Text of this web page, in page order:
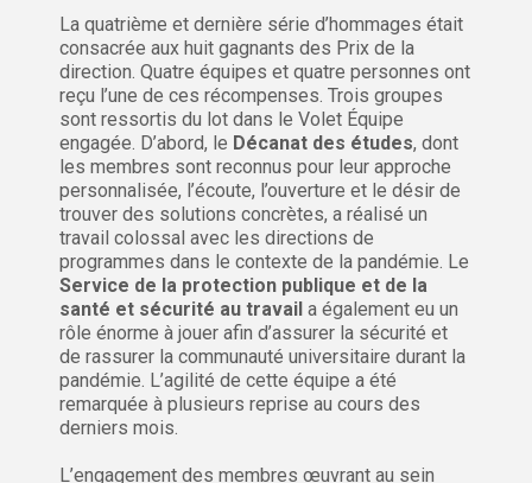
La quatrième et dernière série d’hommages était
consacrée aux huit gagnants des Prix de la
direction. Quatre équipes et quatre personnes ont
reçu l’une de ces récompenses. Trois groupes
sont ressortis du lot dans le Volet Équipe
engagée. D’abord, le Décanat des études, dont
les membres sont reconnus pour leur approche
personnalisée, l’écoute, l’ouverture et le désir de
trouver des solutions concrètes, a réalisé un
travail colossal avec les directions de
programmes dans le contexte de la pandémie. Le
Service de la protection publique et de la
santé et sécurité au travail a également eu un
rôle énorme à jouer afin d’assurer la sécurité et
de rassurer la communauté universitaire durant la
pandémie. L’agilité de cette équipe a été
remarquée à plusieurs reprise au cours des
derniers mois.
L’engagement des membres œuvrant au sein